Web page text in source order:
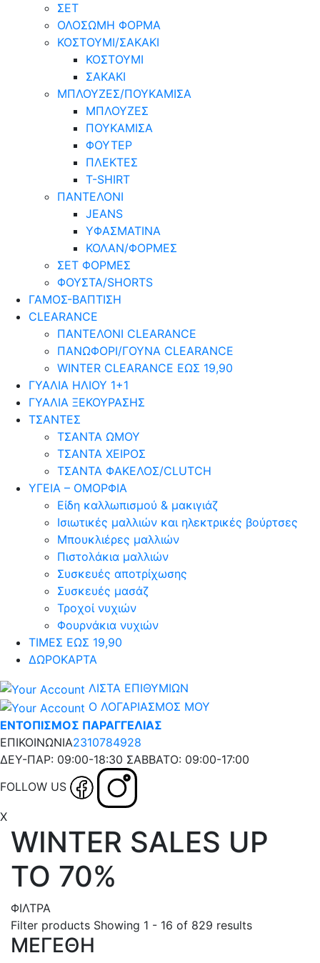
ΣΕΤ
ΟΛΟΣΩΜΗ ΦΟΡΜΑ
ΚΟΣΤΟΥΜΙ/ΣΑΚΑΚΙ
ΚΟΣΤΟΥΜΙ
ΣΑΚΑΚΙ
ΜΠΛΟΥΖΕΣ/ΠΟΥΚΑΜΙΣΑ
ΜΠΛΟΥΖΕΣ
ΠΟΥΚΑΜΙΣΑ
ΦΟΥΤΕΡ
ΠΛΕΚΤΕΣ
T-SHIRT
ΠΑΝΤΕΛΟΝΙ
JEANS
ΥΦΑΣΜΑΤΙΝΑ
ΚΟΛΑΝ/ΦΟΡΜΕΣ
ΣΕΤ ΦΟΡΜΕΣ
ΦΟΥΣΤΑ/SHORTS
ΓΑΜΟΣ-ΒΑΠΤΙΣΗ
CLEARANCE
ΠΑΝΤΕΛΟΝΙ CLEARANCE
ΠΑΝΩΦΟΡΙ/ΓΟΥΝΑ CLEARANCE
WINTER CLEARANCE ΕΩΣ 19,90
ΓΥΑΛΙΑ ΗΛΙΟΥ 1+1
ΓΥΑΛΙΑ ΞΕΚΟΥΡΑΣΗΣ
ΤΣΑΝΤΕΣ
ΤΣΑΝΤΑ ΩΜΟΥ
ΤΣΑΝΤΑ ΧΕΙΡΟΣ
ΤΣΑΝΤΑ ΦΑΚΕΛΟΣ/CLUTCH
ΥΓΕΙΑ – ΟΜΟΡΦΙΑ
Είδη καλλωπισμού & μακιγιάζ
Ισιωτικές μαλλιών και ηλεκτρικές βούρτσες
Μπουκλιέρες μαλλιών
Πιστολάκια μαλλιών
Συσκευές αποτρίχωσης
Συσκευές μασάζ
Τροχοί νυχιών
Φουρνάκια νυχιών
ΤΙΜΕΣ ΕΩΣ 19,90
ΔΩΡΟΚΑΡΤΑ
ΛΙΣΤΑ ΕΠΙΘΥΜΙΩΝ
Ο ΛΟΓΑΡΙΑΣΜΟΣ ΜΟΥ
ΕΝΤΟΠΙΣΜΟΣ ΠΑΡΑΓΓΕΛΙΑΣ
ΕΠΙΚΟΙΝΩΝΙΑ2310784928
ΔΕΥ-ΠΑΡ: 09:00-18:30 ΣΑΒΒΑΤΟ: 09:00-17:00
FOLLOW US
X
WINTER SALES UP
TO 70%
ΦΙΛΤΡΑ
Filter products Showing 1 - 16 of 829 results
ΜΕΓΕΘΗ